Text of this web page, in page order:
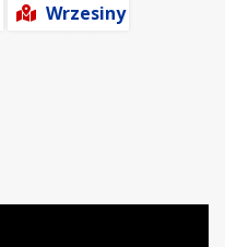
Wrzesiny